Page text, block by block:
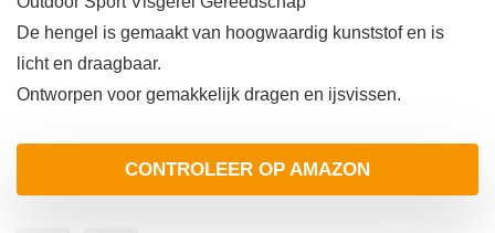
De hengel is gemaakt van hoogwaardig kunststof en is
licht en draagbaar.
Ontworpen voor gemakkelijk dragen en ijsvissen.
CONTROLEER OP AMAZON